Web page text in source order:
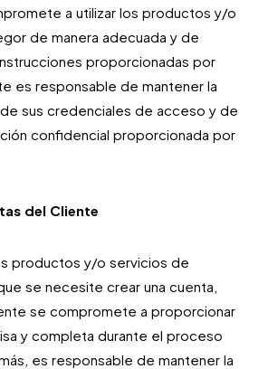
a utilizar los productos y/o
de manera adecuada y de
proporcionadas por
es responsable de mantener la
sus credenciales de acceso y de
confidencial proporcionada por
del Cliente
productos y/o servicios de
se necesite crear una cuenta,
se compromete a proporcionar
y completa durante el proceso
es responsable de mantener la